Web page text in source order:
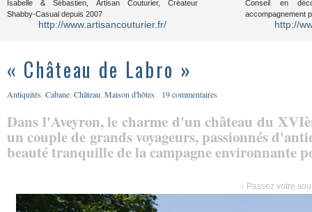
Isabelle & Sébastien, Artisan Couturier, Créateur
Shabby-Casual depuis 2007
http://www.artisancouturier.fr/
Conseil en
accompagnement
http://
« Château de Labro »
Antiquités Cabane Château Maison d'hôtes 19 commentaires
Dans l'Aveyron, le charme d'un château du
un couple de grands voyageurs, passionnés
beauté tranquille de la campagne environnante
↓ Passez votre